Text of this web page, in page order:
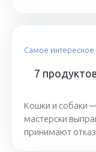
Самое интересное
7
Кошки и собаки
мастерски
принимают